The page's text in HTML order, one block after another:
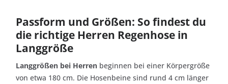
Passform und Größen: So findest du
die richtige Herren Regenhose in
Langgröße
Langgrößen bei Herren beginnen bei einer Körpergröße
von etwa 180 cm. Die Hosenbeine sind rund 4 cm länger